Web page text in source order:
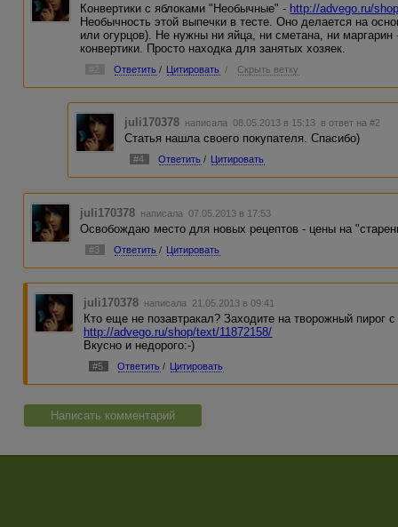
Конвертики с яблоками "Необычные" - http://advego.ru/
Необычность этой выпечки в тесте. Оно делается на
или огурцов). Не нужны ни яйца, ни сметана, ни
конвертики. Просто находка для занятых хозяек.
#2 Ответить / Цитировать / Скрыть ветку
juli170378 написала 08.05.2013 в 15:13 в ответ на #2
Статья нашла своего покупателя. Спасибо)
#4 Ответить / Цитировать
juli170378 написала 07.05.2013 в 17:53
Освобождаю место для новых рецептов - цены на
#3 Ответить / Цитировать
juli170378 написала 21.05.2013 в 09:41
Кто еще не позавтракал? Заходите на творожный пирог
http://advego.ru/shop/text/11872158/
Вкусно и недорого:-)
#5 Ответить / Цитировать
Написать комментарий